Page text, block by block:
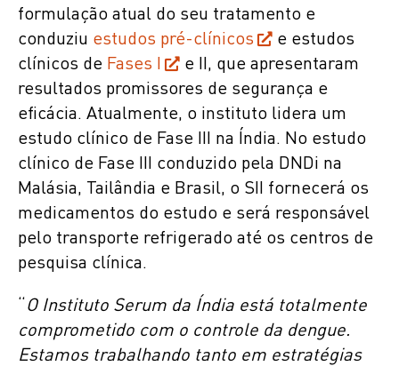
formulação atual do seu tratamento e
conduziu estudos pré-clínicos
e estudos
clínicos de Fases I
e II, que apresentaram
resultados promissores de segurança e
eficácia. Atualmente, o instituto lidera um
estudo clínico de Fase III na Índia. No estudo
clínico de Fase III conduzido pela DNDi na
Malásia, Tailândia e Brasil, o SII fornecerá os
medicamentos do estudo e será responsável
pelo transporte refrigerado até os centros de
pesquisa clínica.
O Instituto Serum da Índia está totalmente
comprometido com o controle da dengue.
Estamos trabalhando tanto em estratégias